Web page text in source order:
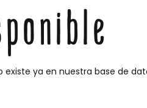
existe ya en nuestra base de